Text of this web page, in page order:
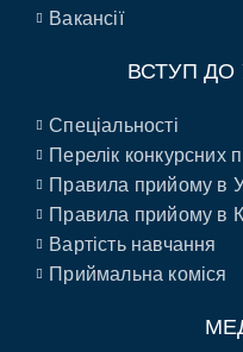
Вакансії
ВСТУП ДО
Спеціальності
Перелік конкурсних
Правила прийому в
Правила прийому в
Вартість навчання
Приймальна коміся